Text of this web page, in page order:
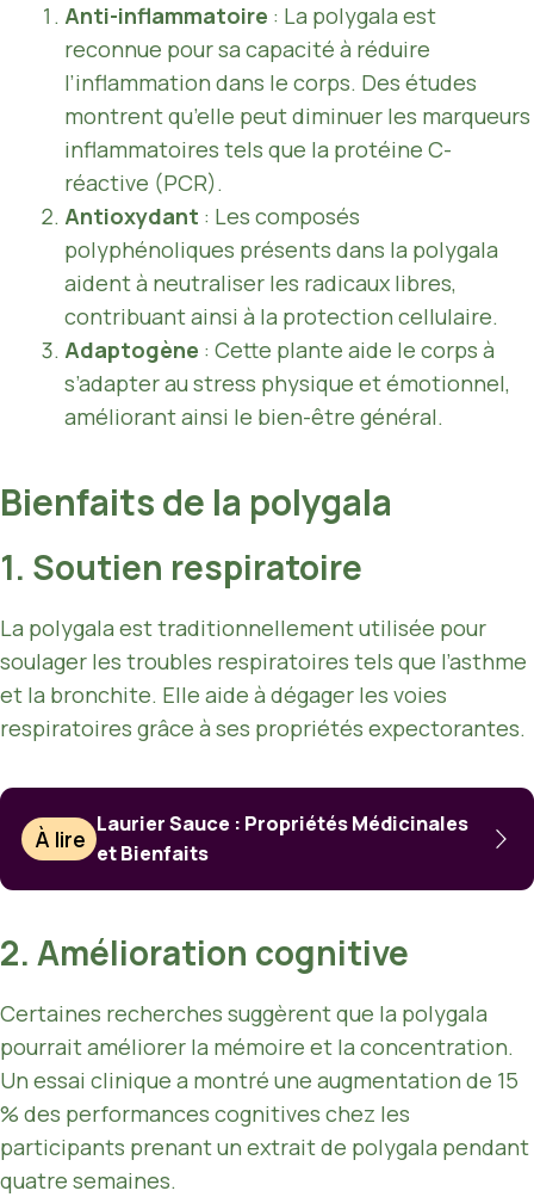
Anti-inflammatoire : La polygala est
reconnue pour sa capacité à réduire
l’inflammation dans le corps. Des études
montrent qu’elle peut diminuer les marqueurs
inflammatoires tels que la protéine C-
réactive (PCR).
Antioxydant : Les composés
polyphénoliques présents dans la polygala
aident à neutraliser les radicaux libres,
contribuant ainsi à la protection cellulaire.
Adaptogène : Cette plante aide le corps à
s’adapter au stress physique et émotionnel,
améliorant ainsi le bien-être général.
Bienfaits de la polygala
1. Soutien respiratoire
La polygala est traditionnellement utilisée pour
soulager les troubles respiratoires tels que l’asthme
et la bronchite. Elle aide à dégager les voies
respiratoires grâce à ses propriétés expectorantes.
À lire
Laurier Sauce : Propriétés Médicinales
et Bienfaits
2. Amélioration cognitive
Certaines recherches suggèrent que la polygala
pourrait améliorer la mémoire et la concentration.
Un essai clinique a montré une augmentation de 15
% des performances cognitives chez les
participants prenant un extrait de polygala pendant
quatre semaines.